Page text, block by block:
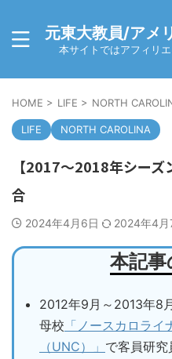
元東大教員/アメ
本サイトではアフィリ
HOME > LIFE > NORTH
LIFE NORTH CAROLINA
【2017～2018年シー
合
2024年4月6日 2024年4月
本記事
2012年9月～2013年8
母校 「ノースカロラ
（UNC）」 で客員研究